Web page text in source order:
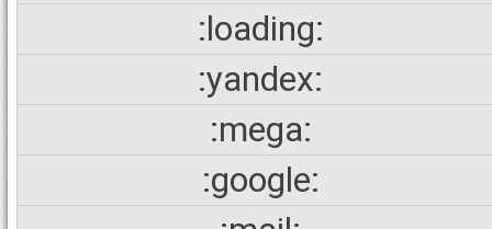
:loading:
:yandex:
:mega:
:google: